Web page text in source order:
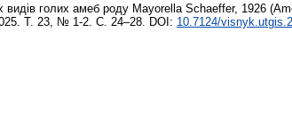
видів голих амеб роду Mayorella Schaeffer, 1926
Т. 23, № 1-2. С. 24–28. DOI: 10.7124/